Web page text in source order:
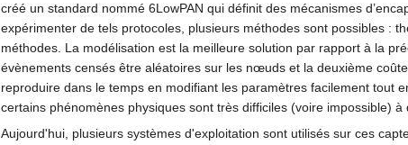
créé un standard nommé 6LowPAN qui définit des mécanismes
expérimenter de tels protocoles, plusieurs méthodes sont possibles :
méthodes. La modélisation est la meilleure solution par rapport à la
évènements censés être aléatoires sur les nœuds et la deuxième
reproduire dans le temps en modifiant les paramètres facilement tout
certains phénomènes physiques sont très difficiles (voire impossible) à
Aujourd'hui, plusieurs systèmes d'exploitation sont utilisés sur ces